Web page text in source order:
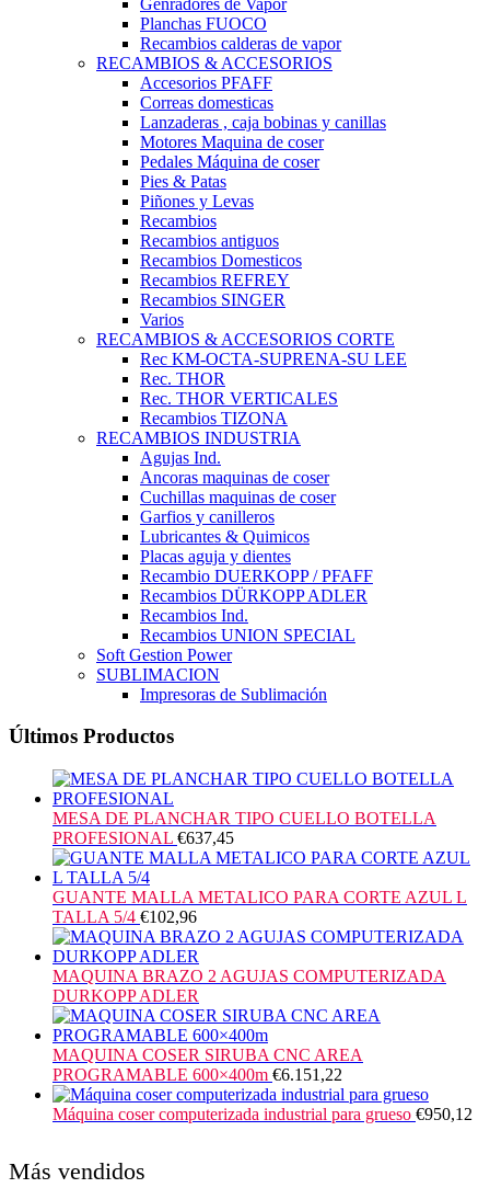
Planchas FUOCO
Recambios calderas de vapor
RECAMBIOS & ACCESORIOS
Accesorios PFAFF
Correas domesticas
Lanzaderas , caja bobinas y canillas
Motores Maquina de coser
Pedales Máquina de coser
Pies & Patas
Piñones y Levas
Recambios
Recambios antiguos
Recambios Domesticos
Recambios REFREY
Recambios SINGER
Varios
RECAMBIOS & ACCESORIOS CORTE
Rec KM-OCTA-SUPRENA-SU LEE
Rec. THOR
Rec. THOR VERTICALES
Recambios TIZONA
RECAMBIOS INDUSTRIA
Agujas Ind.
Ancoras maquinas de coser
Cuchillas maquinas de coser
Garfios y canilleros
Lubricantes & Quimicos
Placas aguja y dientes
Recambio DUERKOPP / PFAFF
Recambios DÜRKOPP ADLER
Recambios Ind.
Recambios UNION SPECIAL
Soft Gestion Power
SUBLIMACION
Impresoras de Sublimación
Últimos Productos
MESA DE PLANCHAR TIPO CUELLO BOTELLA
PROFESIONAL €637,45
GUANTE MALLA METALICO PARA CORTE AZUL L
TALLA 5/4 €102,96
MAQUINA BRAZO 2 AGUJAS COMPUTERIZADA
DURKOPP ADLER
MAQUINA COSER SIRUBA CNC AREA
PROGRAMABLE 600×400m €6.151,22
Máquina coser computerizada industrial para grueso €950,12
Más vendidos